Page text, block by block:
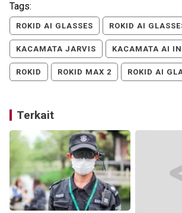
Tags:
ROKID AI GLASSES ROKID AI
KACAMATA JARVIS KACAMATA AI
ROKID ROKID MAX 2 ROKID AI
Terkait